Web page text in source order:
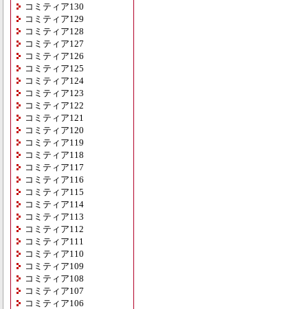
コミティア130
コミティア129
コミティア128
コミティア127
コミティア126
コミティア125
コミティア124
コミティア123
コミティア122
コミティア121
コミティア120
コミティア119
コミティア118
コミティア117
コミティア116
コミティア115
コミティア114
コミティア113
コミティア112
コミティア111
コミティア110
コミティア109
コミティア108
コミティア107
コミティア106